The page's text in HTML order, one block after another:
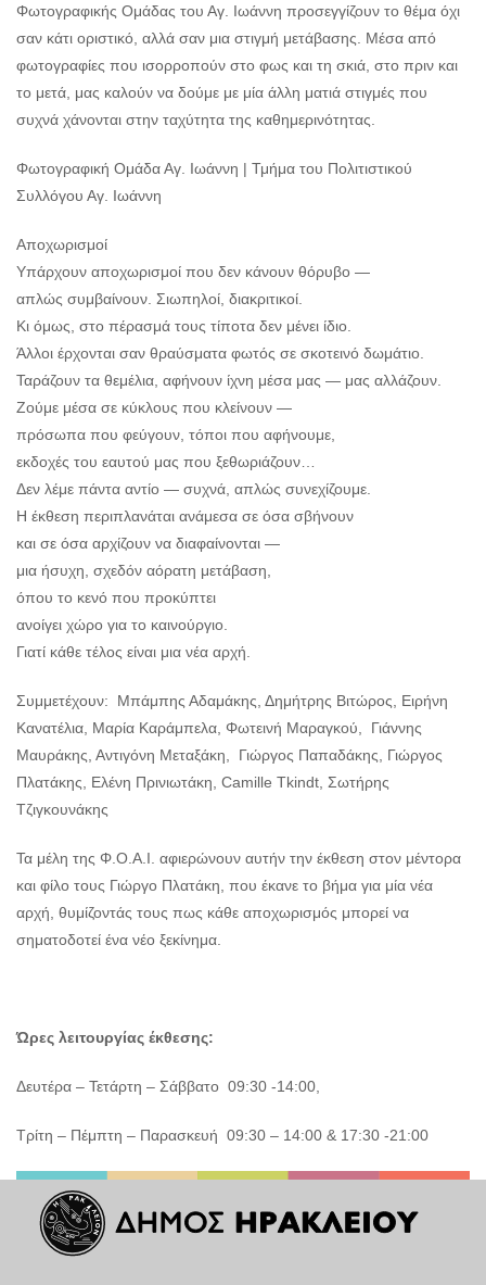
Φωτογραφικής Ομάδας του Αγ. Ιωάννη προσεγγίζουν το θέμα όχι
σαν κάτι οριστικό, αλλά σαν μια στιγμή μετάβασης. Μέσα από
φωτογραφίες που ισορροπούν στο φως και τη σκιά, στο πριν και
το μετά, μας καλούν να δούμε με μία άλλη ματιά στιγμές που
συχνά χάνονται στην ταχύτητα της καθημερινότητας.
Φωτογραφική Ομάδα Αγ. Ιωάννη | Τμήμα του Πολιτιστικού
Συλλόγου Αγ. Ιωάννη
Αποχωρισμοί
Υπάρχουν αποχωρισμοί που δεν κάνουν θόρυβο —
απλώς συμβαίνουν. Σιωπηλοί, διακριτικοί.
Κι όμως, στο πέρασμά τους τίποτα δεν μένει ίδιο.
Άλλοι έρχονται σαν θραύσματα φωτός σε σκοτεινό δωμάτιο.
Ταράζουν τα θεμέλια, αφήνουν ίχνη μέσα μας — μας αλλάζουν.
Ζούμε μέσα σε κύκλους που κλείνουν —
πρόσωπα που φεύγουν, τόποι που αφήνουμε,
εκδοχές του εαυτού μας που ξεθωριάζουν…
Δεν λέμε πάντα αντίο — συχνά, απλώς συνεχίζουμε.
Η έκθεση περιπλανάται ανάμεσα σε όσα σβήνουν
και σε όσα αρχίζουν να διαφαίνονται —
μια ήσυχη, σχεδόν αόρατη μετάβαση,
όπου το κενό που προκύπτει
ανοίγει χώρο για το καινούργιο.
Γιατί κάθε τέλος είναι μια νέα αρχή.
Συμμετέχουν: Μπάμπης Αδαμάκης, Δημήτρης Βιτώρος, Ειρήνη
Κανατέλια, Μαρία Καράμπελα, Φωτεινή Μαραγκού, Γιάννης
Μαυράκης, Αντιγόνη Μεταξάκη, Γιώργος Παπαδάκης, Γιώργος
Πλατάκης, Ελένη Πρινιωτάκη, Camille Tkindt, Σωτήρης
Τζιγκουνάκης
Τα μέλη της Φ.Ο.Α.Ι. αφιερώνουν αυτήν την έκθεση στον μέντορα
και φίλο τους Γιώργο Πλατάκη, που έκανε το βήμα για μία νέα
αρχή, θυμίζοντάς τους πως κάθε αποχωρισμός μπορεί να
σηματοδοτεί ένα νέο ξεκίνημα.
Ώρες λειτουργίας έκθεσης:
Δευτέρα – Τετάρτη – Σάββατο 09:30 -14:00,
Τρίτη – Πέμπτη – Παρασκευή 09:30 – 14:00 & 17:30 -21:00